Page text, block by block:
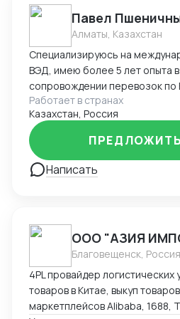
Павел
Алматы, Казахстан
Специализируюсь на
ВЭД, имею более 5 лет опыта в
сопровождении перевозок по
Работал в крупных
логистических компаниях,
прошёл путь от специалиста
развитию бизнеса. Мой
профиль включает:
перевозок авто, авиа, морем,
оптимизацию сроков и
Подготовку полного
документов: CMR, B/L, AWB,
листы, экспортные и
Работа с портами,
иностранными агентами;
Работает в странах
Казахстан, Россия
Написать
ООО "АЗИЯ
Благовещенск, Россия
4PL провайдер логистических
товаров в Китае, выкуп
маркетплейсов Alibaba, 1688,